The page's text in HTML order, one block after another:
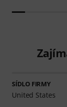
SÍDLO FIRMY
United States